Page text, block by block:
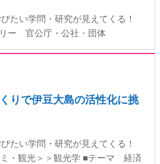
たい学問・研究が見えてくる！
リー 官公庁・公社・団体
りで伊豆大島の活性化に挑
たい学問・研究が見えてくる！
・観光＞＞観光学 ■テーマ 経済